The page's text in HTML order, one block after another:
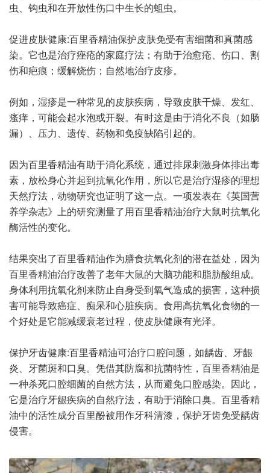
虫、钩虫和在开放性伤口中生长的蛆虫。
促进皮肤健康:百里香精油保护皮肤免受有害细菌和真菌感
染。它也是治疗痤疮的家庭疗法；有助于治愈疮、伤口、割
伤和疤痕；缓解烧伤；自然地治疗皮疹。
例如，湿疹是一种常见的皮肤疾病，导致皮肤干燥、发红、
瘙痒，可能会起水泡或开裂。有时这是由于消化不良（如肠
漏）、压力、遗传、药物和免疫缺陷引起的。
因为百里香精油有助于消化系统，通过排尿刺激身体排出毒
素，放松身心并起到抗氧化作用，所以它是治疗湿疹的理想
天然疗法，动物研究也证明了这一点。一项发表在《英国营
养学杂志》上的研究测量了用百里香精油治疗大鼠时抗氧化
酶活性的变化。
结果突出了百里香精油作为膳食抗氧化剂的潜在益处，因为
百里香精油治疗改善了老年大鼠的大脑功能和脂肪酸组成。
身体利用抗氧化剂来防止自身受到氧气造成的损害，这种损
害可能导致癌症、痴呆和心脏疾病。食用高抗氧化食物的一
个好处是它能减缓衰老过程，使皮肤健康有光泽。
保护牙齿健康:百里香精油可治疗口腔问题，如龋齿、牙龈
炎、牙菌斑和口臭。凭借其防腐和抗菌特性，百里香精油是
一种杀死口腔细菌的自然方法，从而避免口腔感染。因此，
它是治疗牙龈疾病的自然疗法，有助于消除口臭。百里香精
油中的活性成分百里酚被用作牙科清漆，保护牙齿免受龋齿
侵害。